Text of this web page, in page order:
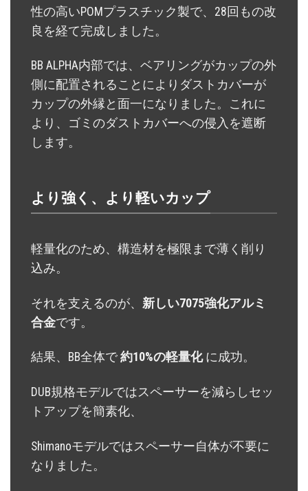
性の高いPOMプラスチック製で、28回もの改
良を経て完成しました。
BB ALPHA内部では、ベアリングがカップの外
側に配置されることによりダストカバーが
カップの外縁と面一になりました。これに
より、ゴミのダストカバーへの侵入を遮断
します。
より強く、より軽いカップ
軽量化のため、構造材を極限まで薄く削り
込み。
それを支えるのが、 新しい7075強化アルミ
合金です。
結果、BB全体で約10%の軽量化に成功。
DUB規格モデルではスペーサーを減らしセッ
トアップを簡素化、
Shimanoモデルではスペーサー自体が不要に
なりました。